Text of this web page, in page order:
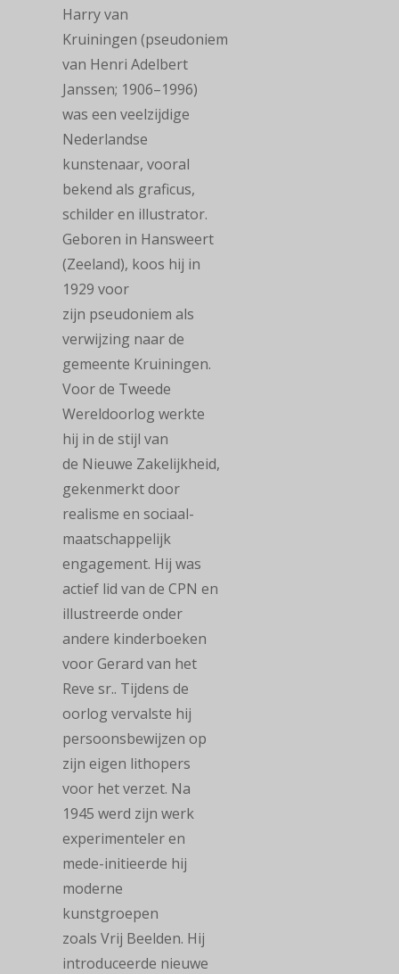
Harry van
Kruiningen (pseudoniem
van Henri Adelbert
Janssen; 1906–1996)
was een veelzijdige
Nederlandse
kunstenaar, vooral
bekend als graficus,
schilder en illustrator.
Geboren in Hansweert
(Zeeland), koos hij in
1929 voor
zijn pseudoniem als
verwijzing naar de
gemeente Kruiningen.
Voor de Tweede
Wereldoorlog werkte
hij in de stijl van
de Nieuwe Zakelijkheid,
gekenmerkt door
realisme en sociaal-
maatschappelijk
engagement. Hij was
actief lid van de CPN en
illustreerde onder
andere kinderboeken
voor Gerard van het
Reve sr.. Tijdens de
oorlog vervalste hij
persoonsbewijzen op
zijn eigen lithopers
voor het verzet. Na
1945 werd zijn werk
experimenteler en
mede-initieerde hij
moderne
kunstgroepen
zoals Vrij Beelden. Hij
introduceerde nieuwe